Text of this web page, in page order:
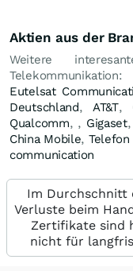
Aktien aus der
Weitere
Telekommunikation:
Eutelsat
Deutschland, AT&T,
Qualcomm, , Gigaset,
China Mobile, Telefon
communication
Im Durchschnitt
Verluste beim
Zertifikate sind
nicht für